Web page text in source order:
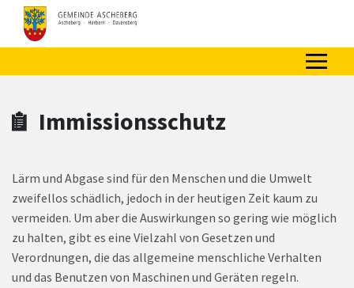
Zum Header
Zum Hauptinhalt
Zum Footer
Zum Hauptinhalt springen
Immissionsschutz
Lärm und Abgase sind für den Menschen und die Umwelt
zweifellos schädlich, jedoch in der heutigen Zeit kaum zu
vermeiden. Um aber die Auswirkungen so gering wie möglich
zu halten, gibt es eine Vielzahl von Gesetzen und
Verordnungen, die das allgemeine menschliche Verhalten
und das Benutzen von Maschinen und Geräten regeln.